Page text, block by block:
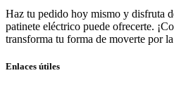
Haz tu pedido hoy mismo y disfruta
patinete eléctrico puede ofrecerte.
transforma tu forma de moverte por
Enlaces útiles